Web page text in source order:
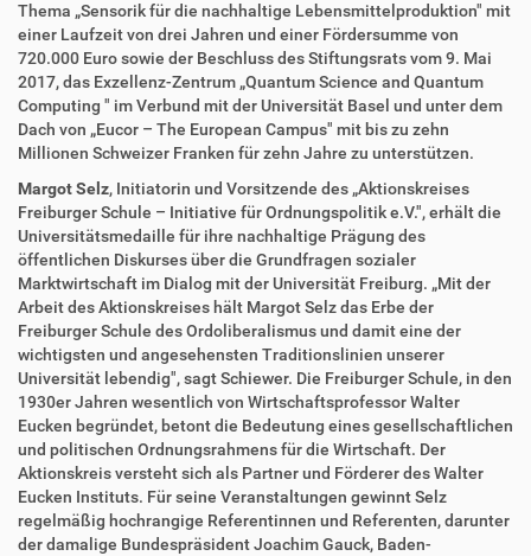
Thema „Sensorik für die nachhaltige Lebensmittelproduktion" mit
einer Laufzeit von drei Jahren und einer Fördersumme von
720.000 Euro sowie der Beschluss des Stiftungsrats vom 9. Mai
2017, das Exzellenz-Zentrum „Quantum Science and Quantum
Computing " im Verbund mit der Universität Basel und unter dem
Dach von „Eucor – The European Campus" mit bis zu zehn
Millionen Schweizer Franken für zehn Jahre zu unterstützen.
Margot Selz, Initiatorin und Vorsitzende des „Aktionskreises
Freiburger Schule – Initiative für Ordnungspolitik e.V.", erhält die
Universitätsmedaille für ihre nachhaltige Prägung des
öffentlichen Diskurses über die Grundfragen sozialer
Marktwirtschaft im Dialog mit der Universität Freiburg. „Mit der
Arbeit des Aktionskreises hält Margot Selz das Erbe der
Freiburger Schule des Ordoliberalismus und damit eine der
wichtigsten und angesehensten Traditionslinien unserer
Universität lebendig", sagt Schiewer. Die Freiburger Schule, in den
1930er Jahren wesentlich von Wirtschaftsprofessor Walter
Eucken begründet, betont die Bedeutung eines gesellschaftlichen
und politischen Ordnungsrahmens für die Wirtschaft. Der
Aktionskreis versteht sich als Partner und Förderer des Walter
Eucken Instituts. Für seine Veranstaltungen gewinnt Selz
regelmäßig hochrangige Referentinnen und Referenten, darunter
der damalige Bundespräsident Joachim Gauck, Baden-